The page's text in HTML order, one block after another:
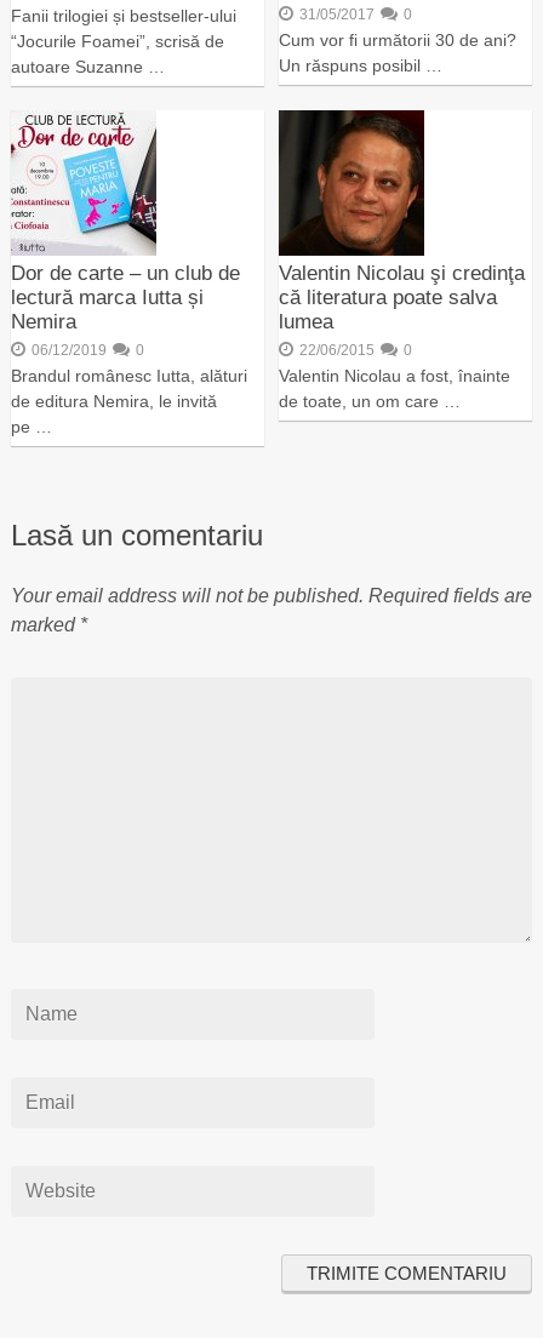
Fanii trilogiei și bestseller-ului
“Jocurile Foamei”, scrisă de
autoare Suzanne …
31/05/2017 0
Cum vor fi următorii 30 de ani?
Un răspuns posibil …
Dor de carte – un club de
lectură marca Iutta și
Nemira
06/12/2019 0
Brandul românesc Iutta, alături
de editura Nemira, le invită
pe …
Valentin Nicolau şi credinţa
că literatura poate salva
lumea
22/06/2015 0
Valentin Nicolau a fost, înainte
de toate, un om care …
Lasă un comentariu
Your email address will not be published. Required fields are
marked *